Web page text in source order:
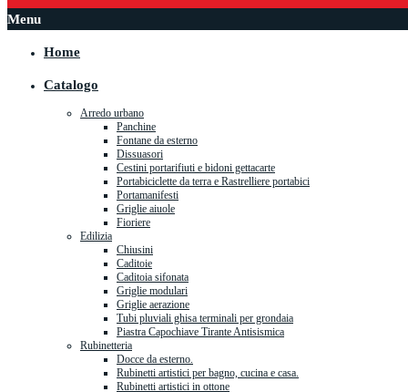
Menu
Home
Catalogo
Arredo urbano
Panchine
Fontane da esterno
Dissuasori
Cestini portarifiuti e bidoni gettacarte
Portabiciclette da terra e Rastrelliere portabici
Portamanifesti
Griglie aiuole
Fioriere
Edilizia
Chiusini
Caditoie
Caditoia sifonata
Griglie modulari
Griglie aerazione
Tubi pluviali ghisa terminali per grondaia
Piastra Capochiave Tirante Antisismica
Rubinetteria
Docce da esterno.
Rubinetti artistici per bagno, cucina e casa.
Rubinetti artistici in ottone